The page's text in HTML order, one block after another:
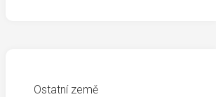
Ostatní země